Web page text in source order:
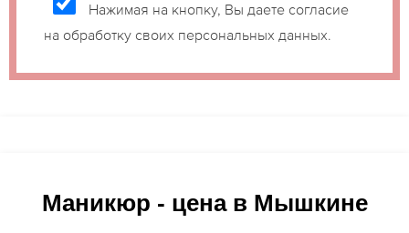
Нажимая на кнопку, Вы даете согласие
на обработку своих персональных данных.
Маникюр - цена в Мышкине